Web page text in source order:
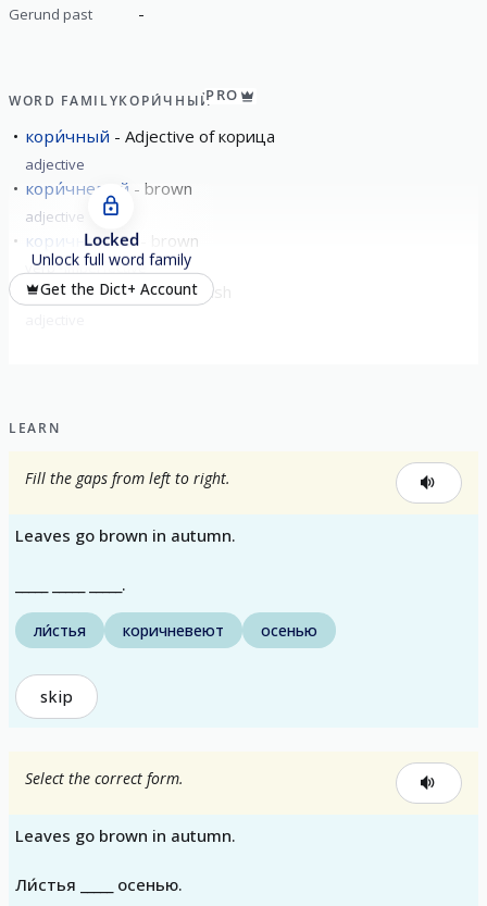
Gerund past -
WORD FAMILYКОРИ́ЧНЫЙPRO
кори́чный Adjective of корица
adjective
кори́чневый brown
adjective
коричневе́ть brown
verb imperfective
коричнева́тый brownish
Locked
Unlock full word family
Get the Dict+ Account
LEARN
Fill the gaps from left to right.
Leaves go brown in autumn.
_____ _____ _____.
ли́стья коричневеют осенью
skip
Select the correct form.
Leaves go brown in autumn.
Ли́стья _____ осенью.